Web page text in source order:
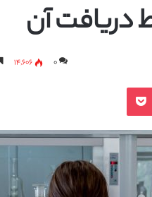
دریافت آن
۰ ۱۴,۶۰۶